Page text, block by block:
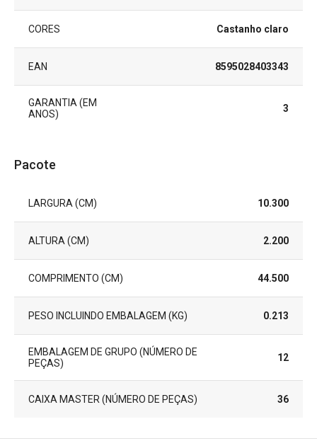
CORES Castanho claro
EAN 8595028403343
GARANTIA (EM
ANOS)
3
Pacote
LARGURA (CM) 10.300
ALTURA (CM) 2.200
COMPRIMENTO (CM) 44.500
PESO INCLUINDO EMBALAGEM (KG) 0.213
EMBALAGEM DE GRUPO (NÚMERO DE
PEÇAS)
12
CAIXA MASTER (NÚMERO DE PEÇAS) 36